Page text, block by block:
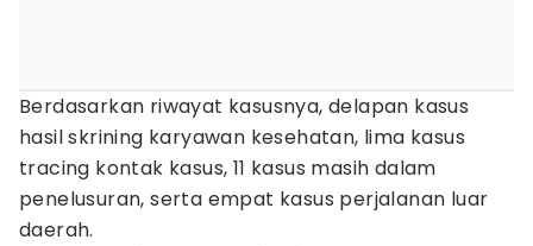
Berdasarkan riwayat kasusnya, delapan kasus
hasil skrining karyawan kesehatan, lima kasus
tracing kontak kasus, 11 kasus masih dalam
penelusuran, serta empat kasus perjalanan luar
daerah.